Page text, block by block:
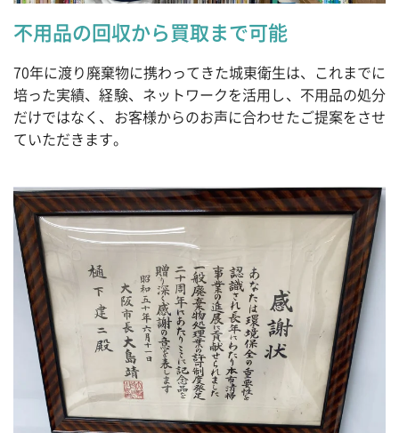
不用品の回収から買取まで可能
70年に渡り廃棄物に携わってきた城東衛生は、これまでに
培った実績、経験、ネットワークを活用し、不用品の処分
だけではなく、お客様からのお声に合わせたご提案をさせ
ていただきます。